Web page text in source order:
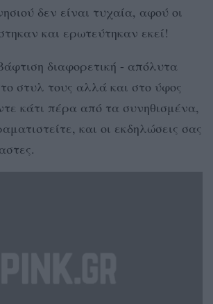
δεν είναι τυχαία, αφού οι
και ερωτεύτηκαν εκεί!
διαφορετική - απόλυτα
στυλ τους αλλά και στο ύφος
κάτι πέρα από τα συνηθισμένα,
και οι εκδηλώσεις σας